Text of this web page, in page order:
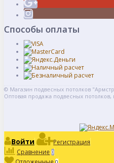
Способы оплаты
© Магазин подвесных потолков
Оптовая продажа подвесных
Войти
Регистрация
Сравнение 0